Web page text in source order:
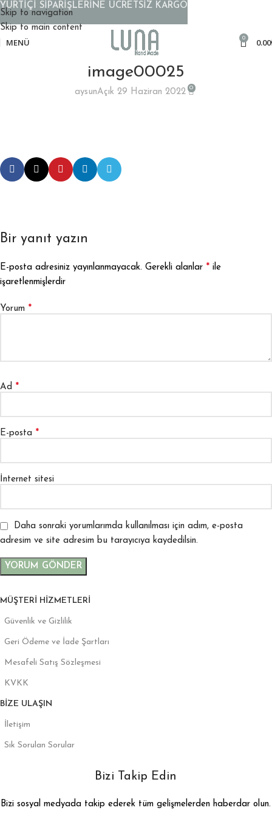
Skip to navigation
Skip to main content
MENÜ 0 0.00
image00025
aysunAçık 29 Haziran 2022 0
Bir yanıt yazın
E-posta adresiniz yayınlanmayacak. Gerekli alanlar * ile
işaretlenmişlerdir
Yorum *
Ad *
E-posta *
İnternet sitesi
Daha sonraki yorumlarımda kullanılması için adım, e-posta
adresim ve site adresim bu tarayıcıya kaydedilsin.
MÜŞTERI HIZMETLERI
Güvenlik ve Gizlilik
Geri Ödeme ve İade Şartları
Mesafeli Satış Sözleşmesi
KVKK
BIZE ULAŞIN
İletişim
Sık Sorulan Sorular
Bizi Takip Edin
Bizi sosyal medyada takip ederek tüm gelişmelerden haberdar olun.
YURTİÇİ SİPARİŞLERİNE ÜCRETSİZ KARGO